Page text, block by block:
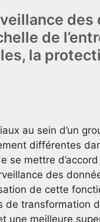
de
la
au sein d’un
différentes
se mettre
des
de cette
de transformation
une meilleure